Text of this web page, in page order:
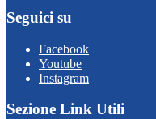
Seguici su
Facebook
Youtube
Instagram
Sezione Link Utili